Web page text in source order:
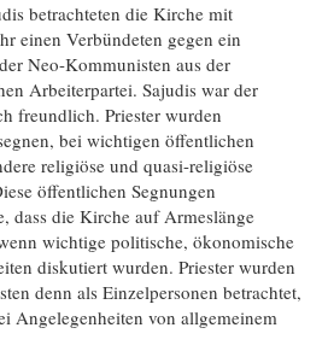
betrachteten die Kirche mit
einen Verbündeten gegen ein
Neo-Kommunisten aus der
Arbeiterpartei. Sajudis war der
freundlich. Priester wurden
bei wichtigen öffentlichen
religiöse und quasi-religiöse
öffentlichen Segnungen
dass die Kirche auf Armeslänge
wichtige politische, ökonomische
diskutiert wurden. Priester wurden
denn als Einzelpersonen betrachtet,
Angelegenheiten von allgemeinem